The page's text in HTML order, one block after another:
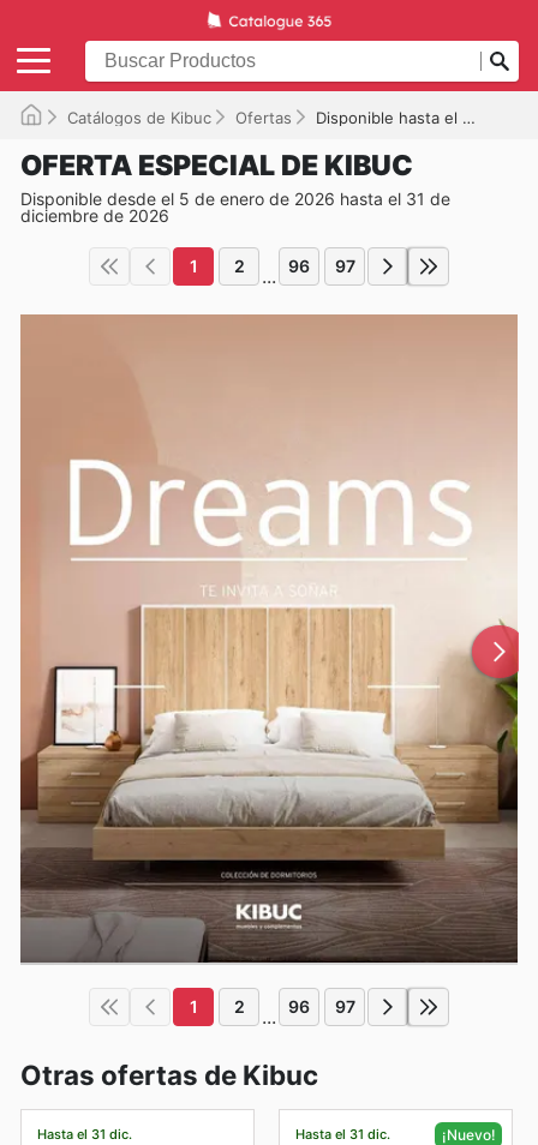
Catálogos de Kibuc Ofertas Disponible hasta el 31/12/2026
OFERTA ESPECIAL DE KIBUC
Disponible desde el 5 de enero de 2026 hasta el 31 de
diciembre de 2026
1 2 ... 96 97
1 2 ... 96 97
Otras ofertas de Kibuc
Hasta el 31 dic. Hasta el 31 dic. ¡Nuevo!